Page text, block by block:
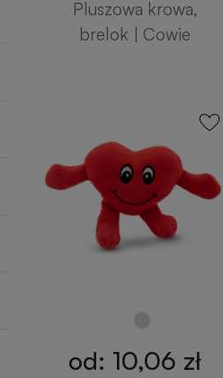
Pluszowa krowa,
brelok | Cowie
od: 10,06 zł